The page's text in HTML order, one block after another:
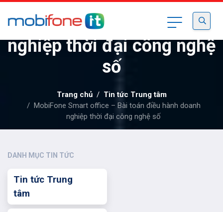
Bài toán điều hành doanh
nghiệp thời đại công nghệ
số
Trang chủ
Tin tức Trung tâm
MobiFone Smart office – Bài toán điều hành doanh
nghiệp thời đại công nghệ số
DANH MỤC TIN TỨC
Tin tức Trung
tâm